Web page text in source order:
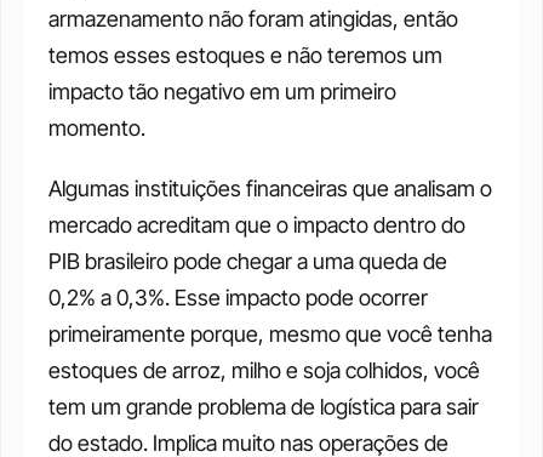
armazenamento não foram atingidas, então
temos esses estoques e não teremos um
impacto tão negativo em um primeiro
momento.
Algumas instituições financeiras que analisam o
mercado acreditam que o impacto dentro do
PIB brasileiro pode chegar a uma queda de
0,2% a 0,3%. Esse impacto pode ocorrer
primeiramente porque, mesmo que você tenha
estoques de arroz, milho e soja colhidos, você
tem um grande problema de logística para sair
do estado. Implica muito nas operações de